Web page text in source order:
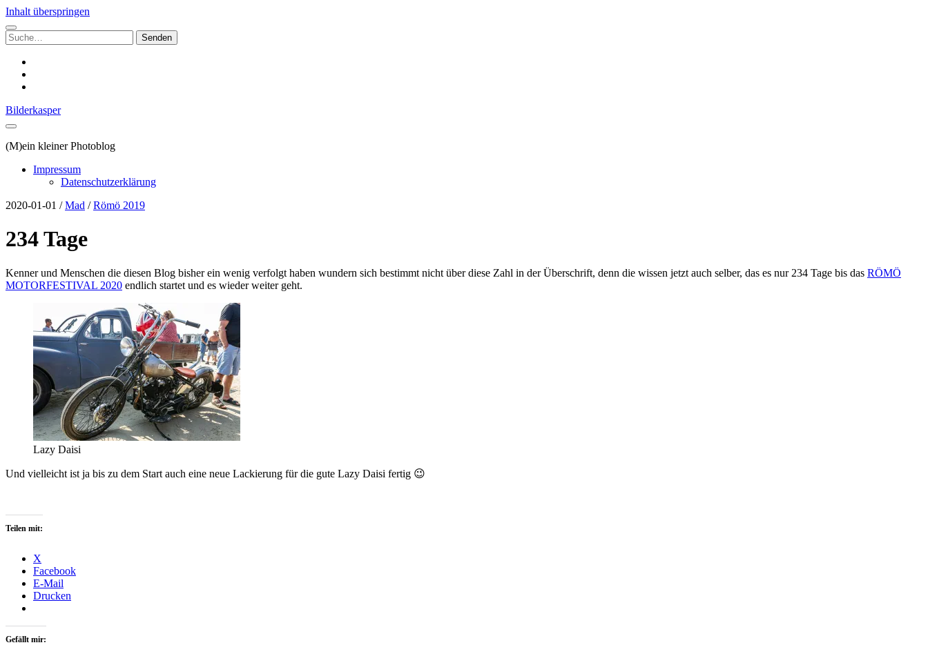
Inhalt überspringen
Suchen
nach:
Bilderkasper
(M)ein kleiner Photoblog
Impressum
Datenschutzerklärung
2020-01-01 /Mad /Römö 2019
234 Tage
Kenner und Menschen die diesen Blog bisher ein wenig verfolgt haben wundern sich bestimmt nicht über diese Zahl in der Überschrift, denn die wissen jetzt auch selber, das es nur 234 Tage bis das RÖMÖ
MOTORFESTIVAL 2020 endlich startet und es wieder weiter geht.
Lazy Daisi
Und vielleicht ist ja bis zu dem Start auch eine neue Lackierung für die gute Lazy Daisi fertig 😉
Teilen mit:
X
Facebook
E-Mail
Drucken
Gefällt mir: